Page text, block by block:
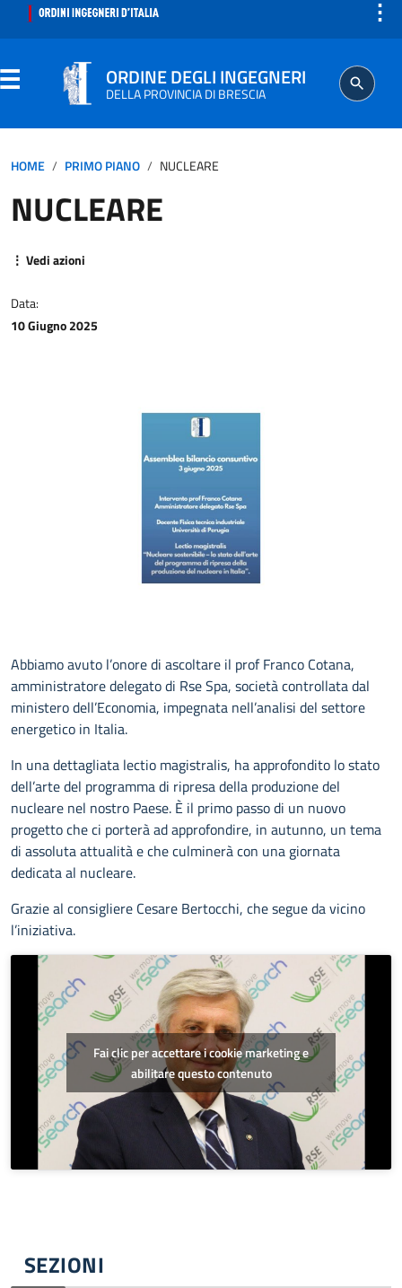
⋮
ORDINE DEGLI INGEGNERI
DELLA PROVINCIA DI BRESCIA
SEGRETERIA
ISCRITTO
HOME PRIMO PIANO NUCLEARE
NUCLEARE
⋮ Vedi azioni
Data:
10 Giugno 2025
SEZIONI
Abbiamo avuto l’onore di ascoltare il prof Franco Cotana,
amministratore delegato di Rse Spa, società controllata dal
ministero dell’Economia, impegnata nell’analisi del settore
energetico in Italia.
In una dettagliata lectio magistralis, ha approfondito lo stato
dell’arte del programma di ripresa della produzione del
nucleare nel nostro Paese. È il primo passo di un nuovo
progetto che ci porterà ad approfondire, in autunno, un tema
di assoluta attualità e che culminerà con una giornata
dedicata al nucleare.
Grazie al consigliere Cesare Bertocchi, che segue da vicino
l’iniziativa.
Fai clic per accettare i cookie marketing e
abilitare questo contenuto